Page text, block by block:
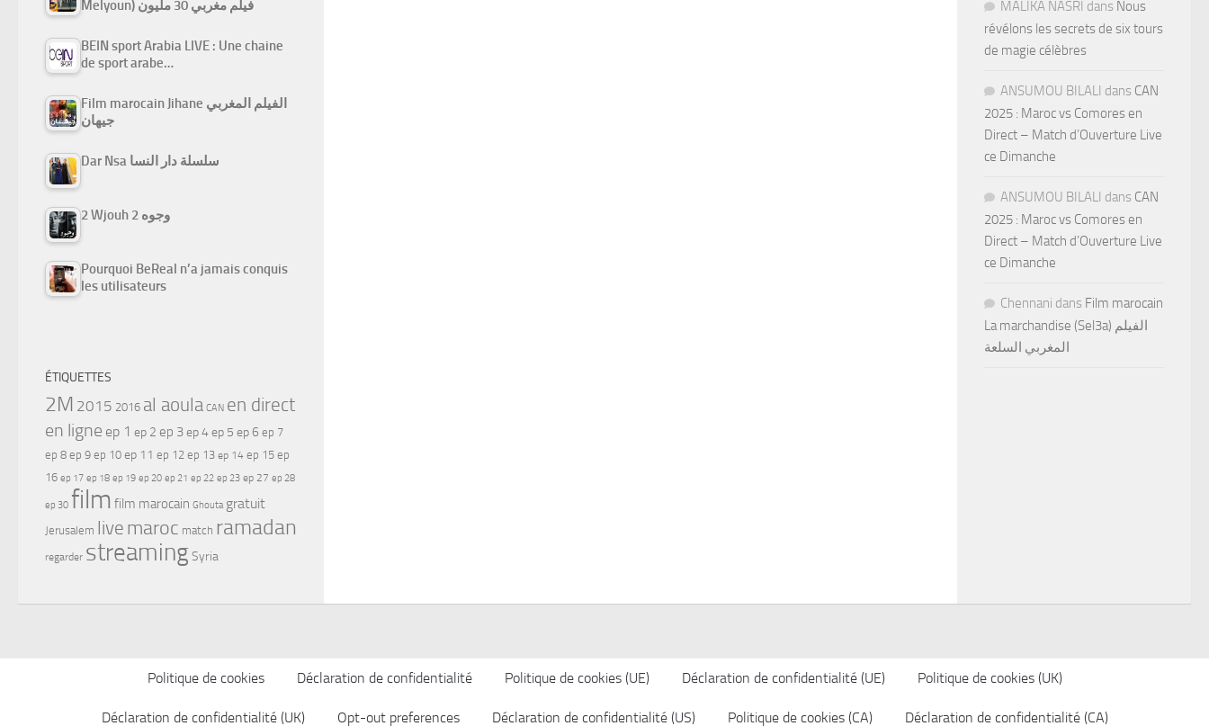
Melyoun) فيلم مغربي 30 مليون
BEIN sport Arabia LIVE : Une chaine
de sport arabe…
Film marocain Jihane الفيلم المغربي
جيهان
Dar Nsa سلسلة دار النسا
2 Wjouh 2 وجوه
Pourquoi BeReal n’a jamais conquis
les utilisateurs
ÉTIQUETTES
2M 2015 2016 al aoula CAN en direct
en ligne ep 1 ep 2 ep 3ep 4ep 5 ep 6 ep 7
ep 8 ep 9 ep 10 ep 11 ep 12 ep 13 ep 14 ep 15 ep
16 ep 17 ep 18 ep 19 ep 20 ep 21 ep 22 ep 23 ep 27 ep 28
ep 30 film film marocain Ghouta gratuit
Jerusalem live maroc match ramadan
regarder streamingSyria
MALIKA NASRI dans Nous
révélons les secrets de six tours
de magie célèbres
ANSUMOU BILALI dans CAN
2025 : Maroc vs Comores en
Direct – Match d’Ouverture Live
ce Dimanche
ANSUMOU BILALI dans CAN
2025 : Maroc vs Comores en
Direct – Match d’Ouverture Live
ce Dimanche
Chennani dans Film marocain
La marchandise (Sel3a) الفيلم
المغربي السلعة
Politique de cookies Déclaration de confidentialité Politique de cookies (UE) Déclaration de confidentialité (UE) Politique de cookies (UK)
Déclaration de confidentialité (UK) Opt-out preferences Déclaration de confidentialité (US) Politique de cookies (CA) Déclaration de confidentialité (CA)